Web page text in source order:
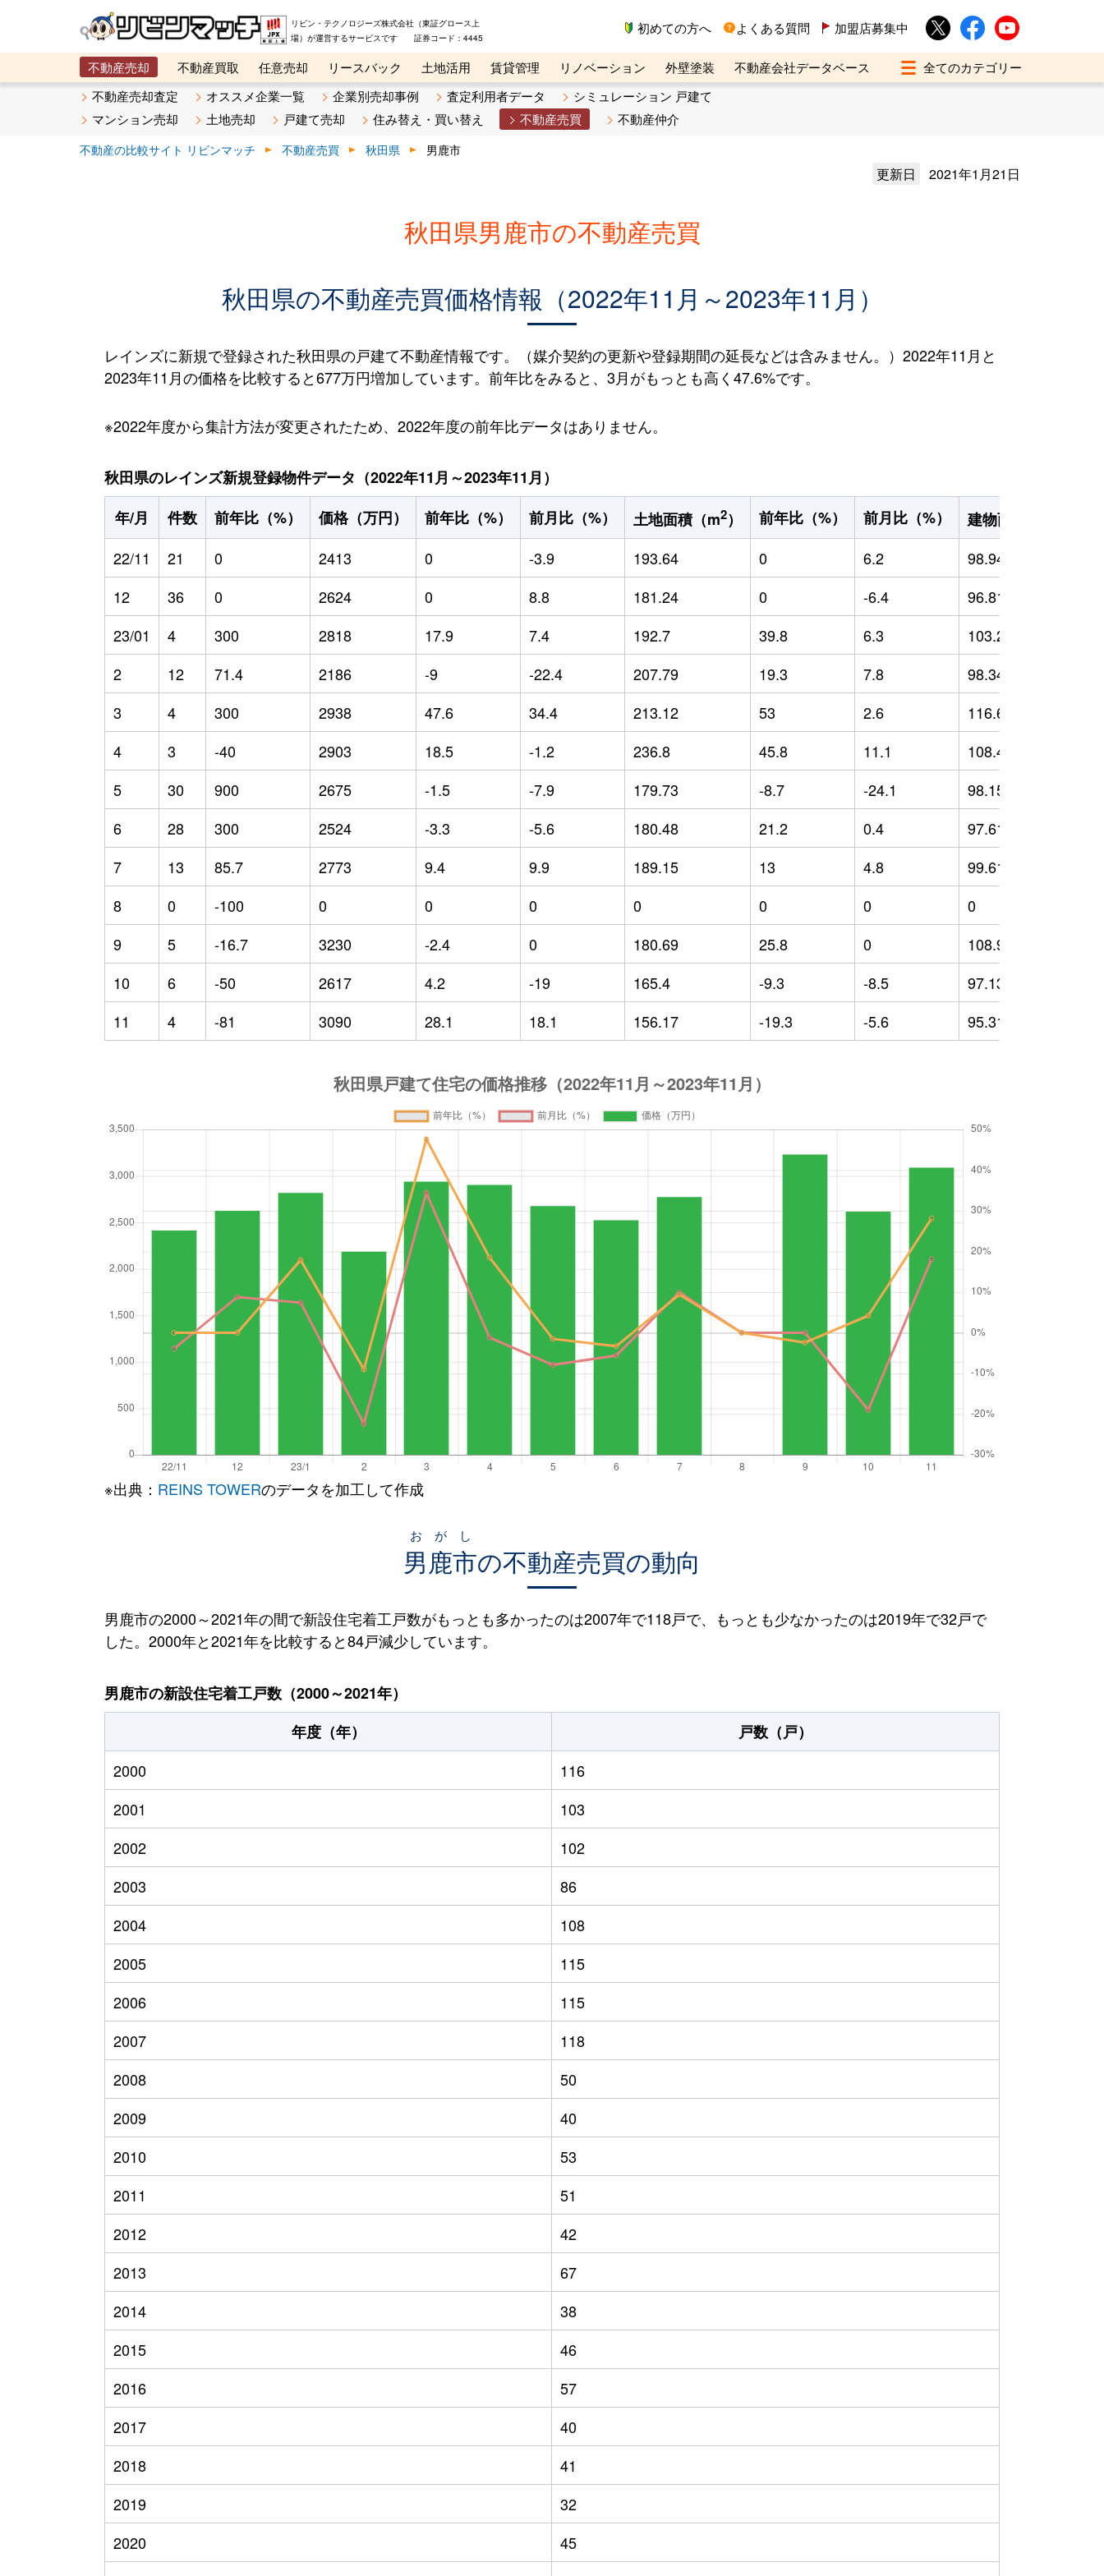
リビン・テクノロジーズ株式会社（東証グロース上
場）が運営するサービスです 証券コード：4445
初めての方へ よくある質問 加盟店募集中
不動産売却 不動産買取 任意売却 リースバック 土地活用 賃貸管理 リノベーション 外壁塗装
不動産会社データベース
メタ住宅展示場
ベスト不動産カンパニー オンライン講座 リビンマガジンBiz 不動産売却ご相談デスク
不動産売却査定 オススメ企業一覧 企業別売却事例 査定利用者データ
シミュレーション 戸建て
マンション売却
土地売却 戸建て売却 住み替え・買い替え 不動産売買 不動産仲介
不動産の比較サイト リビンマッチ 不動産売買 秋田県 男鹿市
更新日 2021年1月21日
秋田県男鹿市の不動産売買
秋田県の不動産売買価格情報（2022年11月～2023年11月）
レインズに新規で登録された秋田県の戸建て不動産情報です。（媒介契約の更新や登録期間の延長などは含みません。）2022年11月と
2023年11月の価格を比較すると677万円増加しています。前年比をみると、3月がもっとも高く47.6%です。
※2022年度から集計方法が変更されたため、2022年度の前年比データはありません。
秋田県のレインズ新規登録物件データ（2022年11月～2023年11月）
年/月
件数 前年比（%） 価格（万円） 前年比（%） 前月比（%） 土地面積（m2） 前年比（%） 前月比（%） 建物面積（m
22/11
21 0 2413 0 -3.9 193.64 0 6.2 98.94
12
36 0 2624 0 8.8 181.24 0 -6.4 96.81
23/01
4 300 2818 17.9 7.4 192.7 39.8 6.3 103.26
2
12 71.4 2186 -9 -22.4 207.79 19.3 7.8 98.34
3
4 300 2938 47.6 34.4 213.12 53 2.6 116.69
4
3 -40 2903 18.5 -1.2 236.8 45.8 11.1 108.42
5
30 900 2675 -1.5 -7.9 179.73 -8.7 -24.1 98.15
6
28 300 2524 -3.3 -5.6 180.48 21.2 0.4 97.61
7
13 85.7 2773 9.4 9.9 189.15 13 4.8 99.61
8
0 -100 0 0 0 0 0 0 0
9
5 -16.7 3230 -2.4 0 180.69 25.8 0 108.9
10
6 -50 2617 4.2 -19 165.4 -9.3 -8.5 97.13
11
4 -81 3090 28.1 18.1 156.17 -19.3 -5.6 95.31
※出典： REINS TOWERのデータを加工して作成
男鹿市
おがし
の不動産売買の動向
男鹿市の2000～2021年の間で新設住宅着工戸数がもっとも多かったのは2007年で118戸で、もっとも少なかったのは2019年で32戸で
した。2000年と2021年を比較すると84戸減少しています。
男鹿市の新設住宅着工戸数（2000～2021年）
年度（年）
戸数（戸）
2000
116
2001
103
2002
102
2003
86
2004
108
2005
115
2006
115
2007
118
2008
50
2009
40
2010
53
2011
51
2012
42
2013
67
2014
38
2015
46
2016
57
2017
40
2018
41
2019
32
2020
45